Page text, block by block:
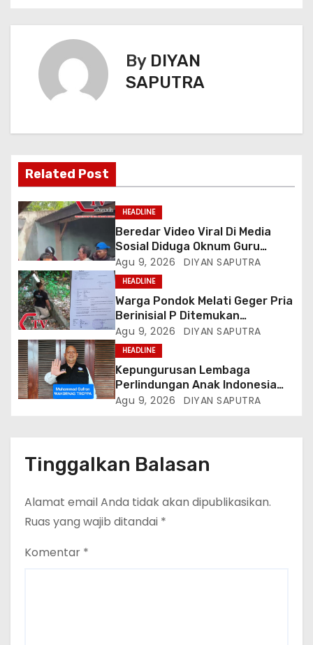
By DIYAN
SAPUTRA
Related Post
HEADLINE
Beredar Video Viral Di Media
Sosial Diduga Oknum Guru
Menampar Murid Di Halaman
Parkir Sekolah
Agu 9, 2026 DIYAN SAPUTRA
HEADLINE
Warga Pondok Melati Geger Pria
Berinisial P Ditemukan
Meninggal Diduga Akibat
Tekanan Hutang
Agu 9, 2026 DIYAN SAPUTRA
HEADLINE
Kepungurusan Lembaga
Perlindungan Anak Indonesia
(LPAI) Periode 2026-2031
(Wakornas TRCPPA) Muhammad
Gufron Mengapresiasi Dan Beri
Agu 9, 2026 DIYAN SAPUTRA
Tinggalkan Balasan
Alamat email Anda tidak akan dipublikasikan.
Ruas yang wajib ditandai *
Komentar *